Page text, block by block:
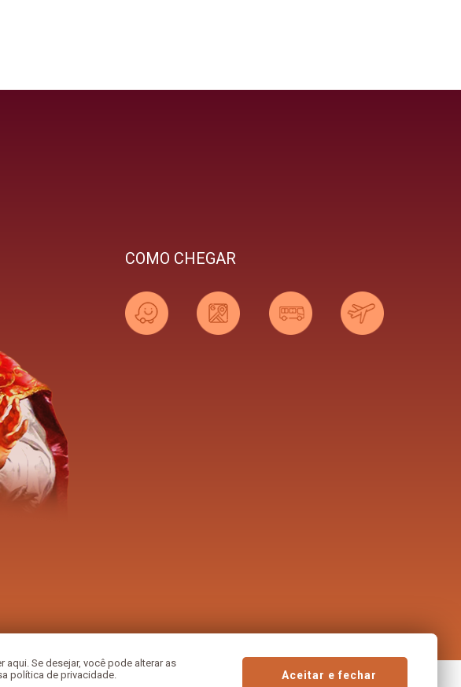
Se desejar, você pode alterar as
política de privacidade.
Aceitar e fechar
COMO CHEGAR